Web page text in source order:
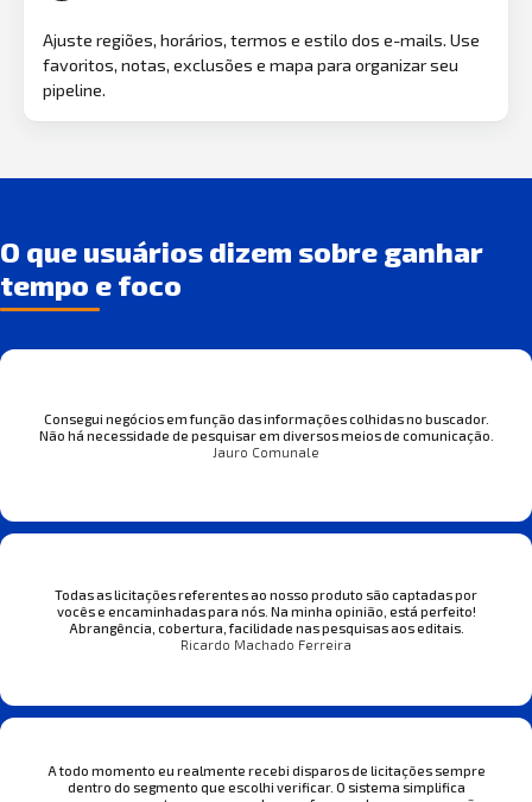
Ajuste regiões, horários, termos e estilo dos e-mails. Use
favoritos, notas, exclusões e mapa para organizar seu
pipeline.
O que usuários dizem sobre ganhar
tempo e foco
Consegui negócios em função das informações colhidas no buscador.
Não há necessidade de pesquisar em diversos meios de comunicação.
Jauro Comunale
Todas as licitações referentes ao nosso produto são captadas por
vocês e encaminhadas para nós. Na minha opinião, está perfeito!
Abrangência, cobertura, facilidade nas pesquisas aos editais.
Ricardo Machado Ferreira
A todo momento eu realmente recebi disparos de licitações sempre
dentro do segmento que escolhi verificar. O sistema simplifica